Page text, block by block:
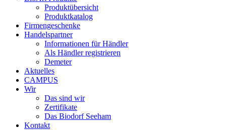
Produktübersicht
Produktkatalog
Firmengeschenke
Handelspartner
Informationen für Händler
Als Händler registrieren
Demeter
Aktuelles
CAMPUS
Wir
Das sind wir
Zertifikate
Das Biodorf Seeham
Kontakt